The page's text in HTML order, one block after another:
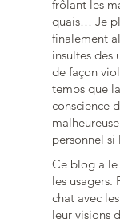
frôlant les
quais… Je
finalement
insultes des
de façon
temps que
conscience
personnel si
Ce blog a le
les usagers.
chat avec
leur visions